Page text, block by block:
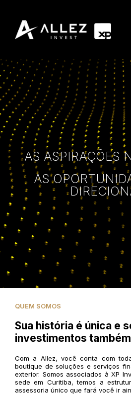
AS ASPIRAÇÕES
AS
QUEM SOMOS
Sua história é única e
investimentos
Com a Allez, você conta com
boutique de soluções e serviços
exterior. Somos associados à XP
sede em Curitiba, temos a
assessoria único que fará você ir